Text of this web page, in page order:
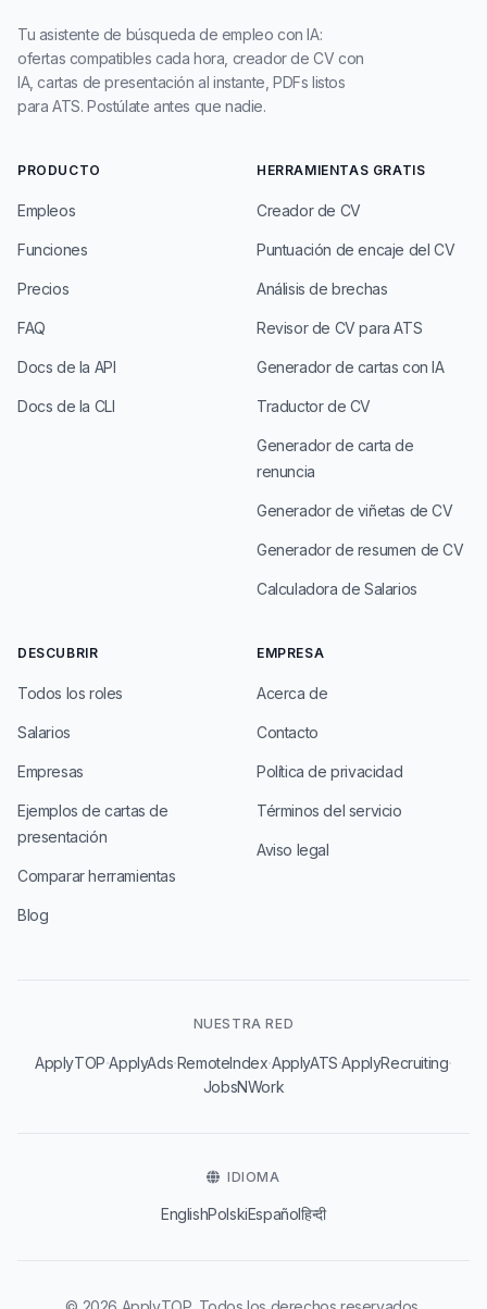
Tu asistente de búsqueda de empleo con IA:
ofertas compatibles cada hora, creador de CV con
IA, cartas de presentación al instante, PDFs listos
para ATS. Postúlate antes que nadie.
PRODUCTO
Empleos
Funciones
Precios
FAQ
Docs de la API
Docs de la CLI
HERRAMIENTAS GRATIS
Creador de CV
Puntuación de encaje del CV
Análisis de brechas
Revisor de CV para ATS
Generador de cartas con IA
Traductor de CV
Generador de carta de
renuncia
Generador de viñetas de CV
Generador de resumen de CV
Calculadora de Salarios
DESCUBRIR
Todos los roles
Salarios
Empresas
Ejemplos de cartas de
presentación
Comparar herramientas
Blog
EMPRESA
Acerca de
Contacto
Política de privacidad
Términos del servicio
Aviso legal
NUESTRA RED
ApplyTOP·ApplyAds·RemoteIndex·ApplyATS·ApplyRecruiting·
JobsNWork
IDIOMA
EnglishPolskiEspañolहिन्दी